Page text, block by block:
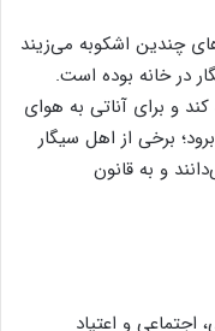
چندین اشکوبه می‌زیند
در خانه بوده است.
و برای آناتی به هوای
برخی از اهل سیگار
و به قانون
اجتماعی و اعتیاد